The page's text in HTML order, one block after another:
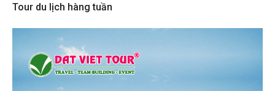
Tour du lịch hàng tuần